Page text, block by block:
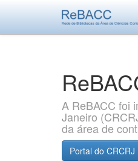
A ReBACC foi
Janeiro
da área de
Portal do CRCRJ